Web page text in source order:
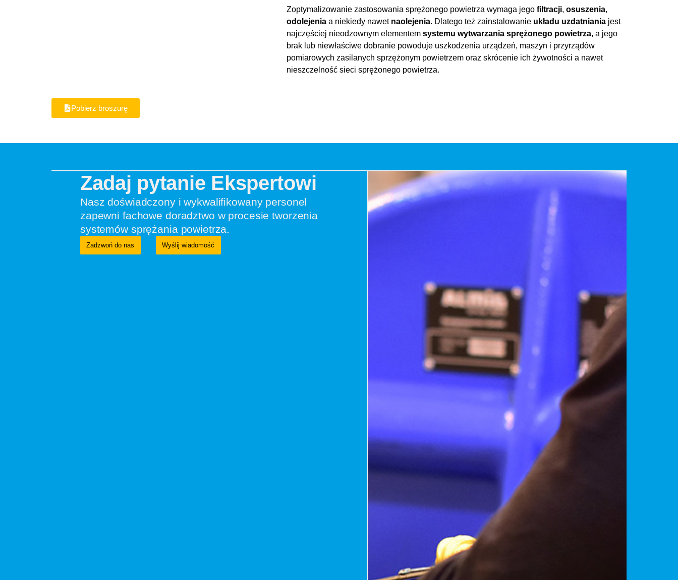
Zoptymalizowanie zastosowania sprężonego powietrza wymaga jego filtracji, osuszenia,
odolejenia a niekiedy nawetnaolejenia. Dlatego też zainstalowanie układu uzdatniania jest
najczęściej nieodzownym elementem systemu wytwarzania sprężonego powietrza, a jego
brak lub niewłaściwe dobranie powoduje uszkodzenia urządzeń, maszyn i przyrządów
pomiarowych zasilanych sprzężonym powietrzem oraz skrócenie ich żywotności a nawet
nieszczelność sieci sprężonego powietrza.
Pobierz broszurę
Zadaj pytanie Ekspertowi
Nasz doświadczony i wykwalifikowany personel
zapewni fachowe doradztwo w procesie tworzenia
systemów sprężania powietrza.
Zadzwoń do nas Wyślij wiadomość